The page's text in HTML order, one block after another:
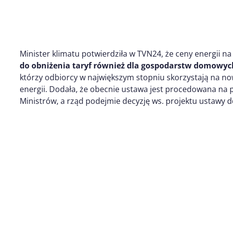
Minister klimatu potwierdziła w TVN24, że ceny energii
do obniżenia taryf również dla gospodarstw
którzy odbiorcy w największym stopniu skorzystają na
energii. Dodała, że obecnie ustawa jest procedowana na
Ministrów, a rząd podejmie decyzję ws. projektu ustawy